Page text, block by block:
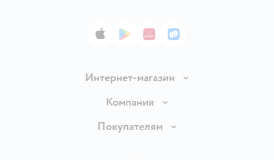
App StoreGoogle Play
AppGallery
RuStore
Интернет-магазин
Доставка и оплата
Правила продажи
Компания
Вакансии
Покупателям